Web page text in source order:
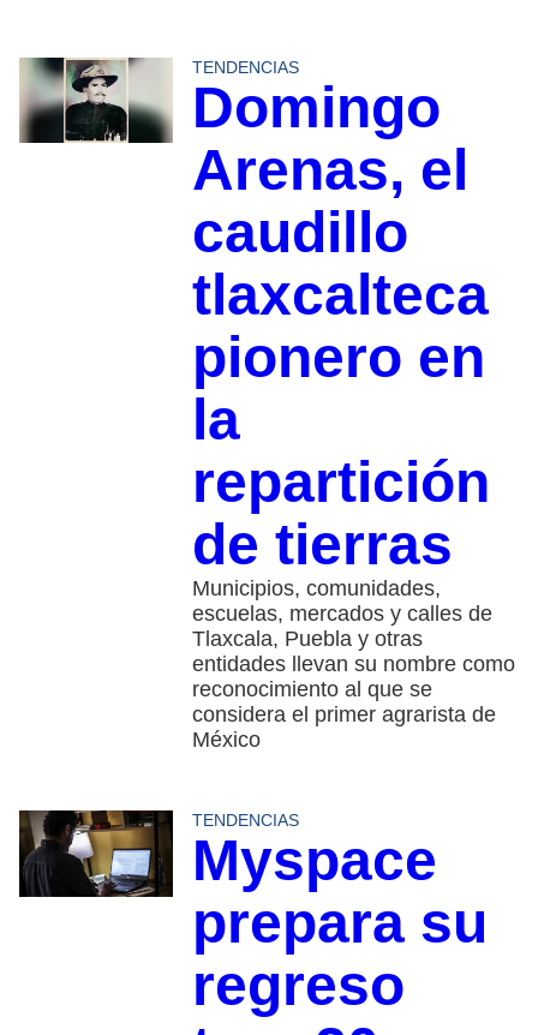
TENDENCIAS
Domingo
Arenas, el
caudillo
tlaxcalteca
pionero en
la
repartición
de tierras
Municipios, comunidades,
escuelas, mercados y calles de
Tlaxcala, Puebla y otras
entidades llevan su nombre como
reconocimiento al que se
considera el primer agrarista de
México
TENDENCIAS
Myspace
prepara su
regreso